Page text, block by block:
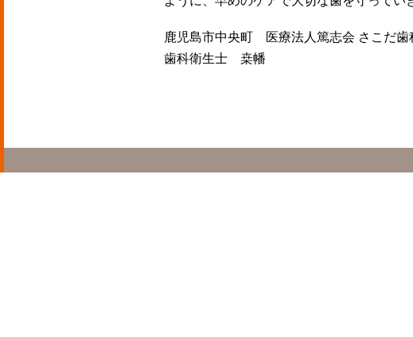
鹿児島市中央町 医療法人篤志会 さこだ歯
歯科衛生士 桒幡